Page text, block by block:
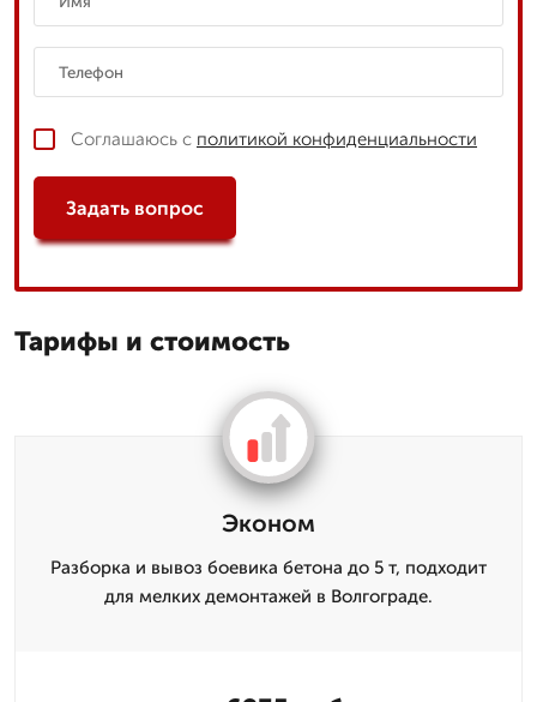
Соглашаюсь с политикой конфиденциальности
Задать вопрос
Тарифы и стоимость
Эконом
Разборка и вывоз боевика бетона до 5 т, подходит
для мелких демонтажей в Волгограде.